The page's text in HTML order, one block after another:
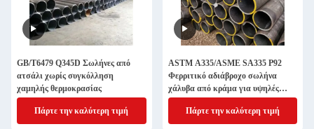
GB/T6479 Q345D Σωλήνες από
ατσάλι χωρίς συγκόλληση
χαμηλής θερμοκρασίας
Πάρτε την καλύτερη τιμή
ASTM A335/ASME SA335 P92
Φερριτικό αδιάβροχο σωλήνα
χάλυβα από κράμα για υψηλές
θερμοκρασίες
Πάρτε την καλύτερη τιμή